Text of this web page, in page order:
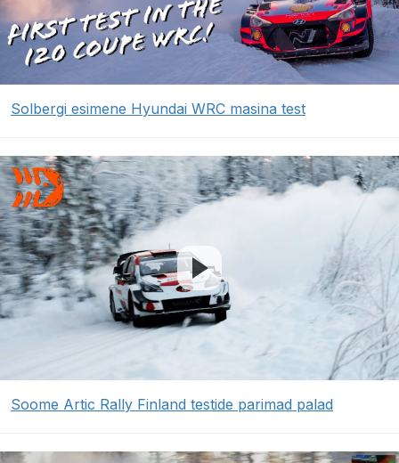
Solbergi esimene Hyundai WRC masina test
Soome Artic Rally Finland testide parimad palad